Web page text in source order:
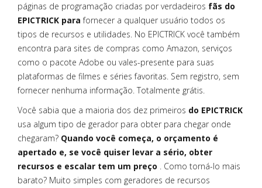
páginas de programação criadas por verdadeiros fãs do
EPICTRICK para fornecer a qualquer usuário todos os
tipos de recursos e utilidades. No EPICTRICK você também
encontra para sites de compras como Amazon, serviços
como o pacote Adobe ou vales-presente para suas
plataformas de filmes e séries favoritas. Sem registro, sem
fornecer nenhuma informação. Totalmente grátis.
Você sabia que a maioria dos dez primeiros do EPICTRICK
usa algum tipo de gerador para obter para chegar onde
chegaram? Quando você começa, o orçamento é
apertado e, se você quiser levar a sério, obter
recursos e escalar tem um preço . Como torná-lo mais
barato? Muito simples com geradores de recursos